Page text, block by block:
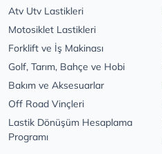
Atv Utv Lastikleri
Motosiklet Lastikleri
Forklift ve İş Makinası
Golf, Tarım, Bahçe ve Hobi
Bakım ve Aksesuarlar
Off Road Vinçleri
Lastik Dönüşüm Hesaplama
Programı